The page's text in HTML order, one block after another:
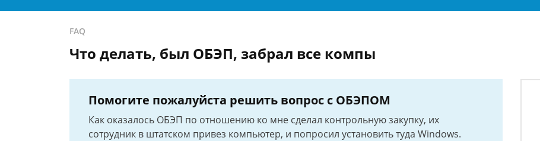
FAQ
Что делать, был ОБЭП, забрал все компы
Помогите пожалуйста решить вопрос с ОБЭПОМ
Как оказалось ОБЭП по отношению ко мне сделал контрольную закупку, их
сотрудник в штатском привез компьютер, и попросил установить туда Windows.